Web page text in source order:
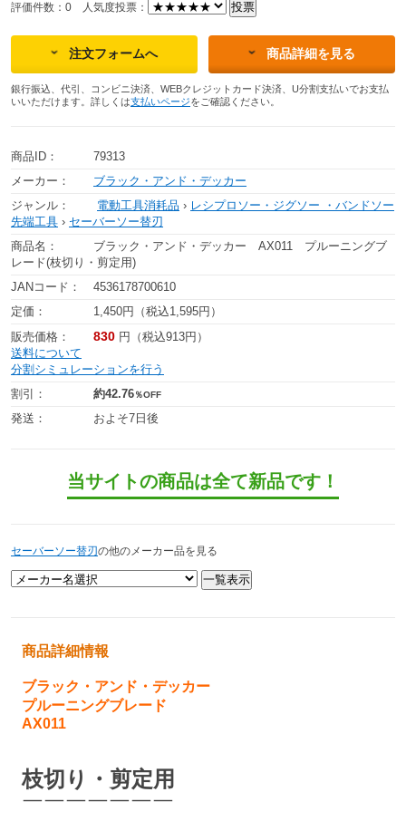
評価件数：0 人気度投票：
注文フォームへ 商品詳細を見る
銀行振込、代引、コンビニ決済、WEBクレジットカード決済、U分割支払いでお支払
いいただけます。詳しくは支払いページをご確認ください。
商品ID：
79313
メーカー：
ブラック・アンド・デッカー
ジャンル：
電動工具消耗品 › レシプロソー・ジグソー ・バンドソー
先端工具 › セーバーソー替刃
商品名：
ブラック・アンド・デッカー AX011 プルーニングブ
レード(枝切り・剪定用)
JANコード：
4536178700610
定価：
1,450円（税込1,595円）
販売価格：
830 円（税込913円）
送料について
分割シミュレーションを行う
割引：
約42.76％OFF
発送： およそ7日後
当サイトの商品は全て新品です！
セーバーソー替刃の他のメーカー品を見る
商品詳細情報
ブラック・アンド・デッカー
プルーニングブレード
AX011
枝切り・剪定用
￣￣￣￣￣￣￣